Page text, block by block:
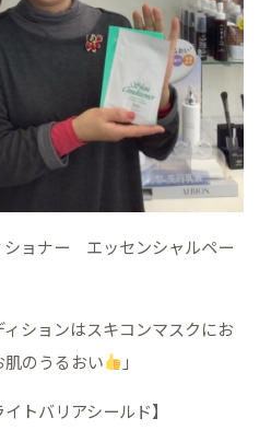
ショナー エッセンシャルペー
ィションはスキコンマスクにお
のうるおい
」
トバリアシールド】